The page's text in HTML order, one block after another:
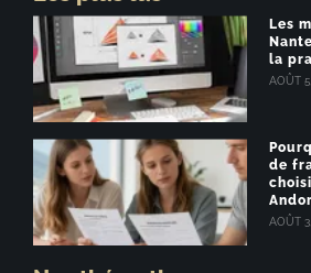
Les
la
AOÛT
de
AOÛT